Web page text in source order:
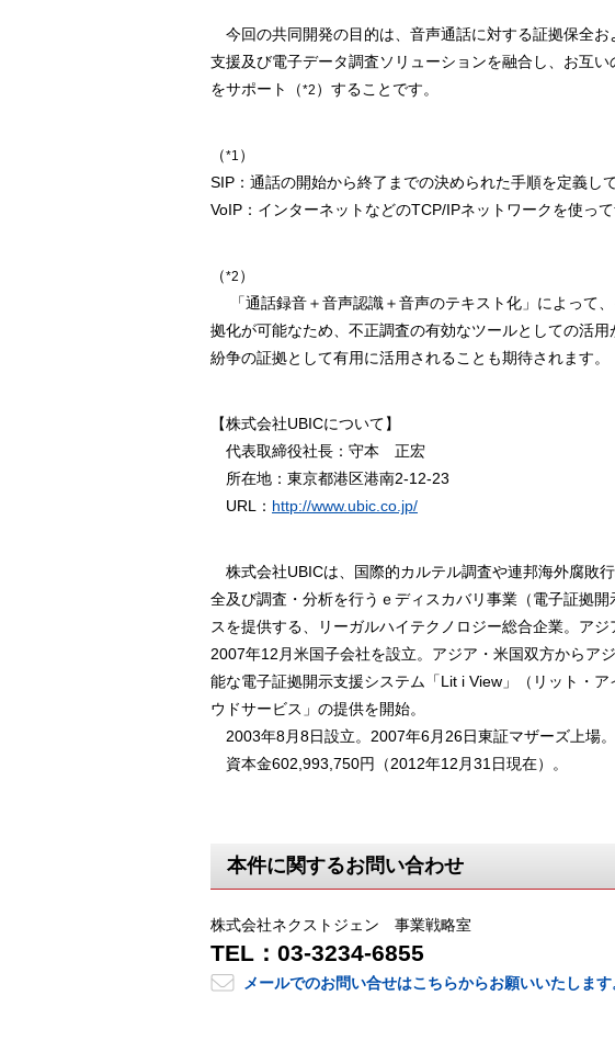
今回の共同開発の目的は、音声通話に対する証拠保全
支援及び電子データ調査ソリューションを融合し、お互
をサポート（*2 ）することです。
（*1 ）
SIP：通話の開始から終了までの決められた手順を定義
VoIP：インターネットなどのTCP/IPネットワークを使っ
（*2 ）
「通話録音＋音声認識＋音声のテキスト化」によって
拠化が可能なため、不正調査の有効なツールとしての活
紛争の証拠として有用に活用されることも期待されます。
【株式会社UBICについて】
代表取締役社長：守本 正宏
所在地：東京都港区港南2-12-23
URL： http://www.ubic.co.jp/
株式会社UBICは、国際的カルテル調査や連邦海外腐敗
全及び調査・分析を行うｅディスカバリ事業（電子証拠
スを提供する、リーガルハイテクノロジー総合企業。ア
2007年12月米国子会社を設立。アジア・米国双方からア
能な電子証拠開示支援システム「Lit i View」（リット・
ウドサービス」の提供を開始。
2003年8月8日設立。2007年6月26日東証マザーズ上場。
資本金602,993,750円（2012年12月31日現在）。
本件に関するお問い合わせ
株式会社ネクストジェン 事業戦略室
TEL：03-3234-6855
メールでのお問い合せはこちらからお願いいたします